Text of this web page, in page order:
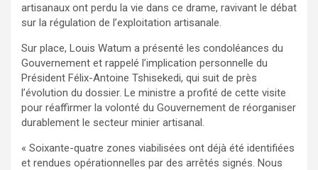
artisanaux ont perdu la vie dans ce drame, ravivant le débat
sur la régulation de l’exploitation artisanale.
Sur place, Louis Watum a présenté les condoléances du
Gouvernement et rappelé l’implication personnelle du
Président Félix-Antoine Tshisekedi, qui suit de près
l’évolution du dossier. Le ministre a profité de cette visite
pour réaffirmer la volonté du Gouvernement de réorganiser
durablement le secteur minier artisanal.
« Soixante-quatre zones viabilisées ont déjà été identifiées
et rendues opérationnelles par des arrêtés signés. Nous